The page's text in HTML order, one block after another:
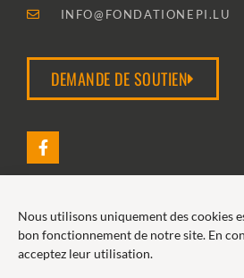
Nous utilisons uniquement des cookies
bon fonctionnement de notre site. En
acceptez leur utilisation.
INFO@FONDATIONEPI.LU
DEMANDE DE SOUTIEN
2026